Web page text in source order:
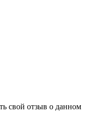
свой отзыв о данном